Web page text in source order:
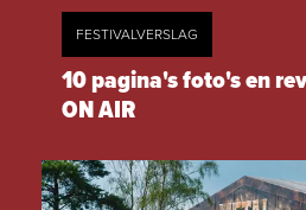
FESTIVALVERSLAG
10 pagina's foto's en
ON AIR